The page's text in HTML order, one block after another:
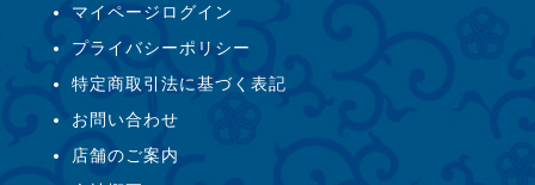
マイページログイン
プライバシーポリシー
特定商取引法に基づく表記
お問い合わせ
店舗のご案内